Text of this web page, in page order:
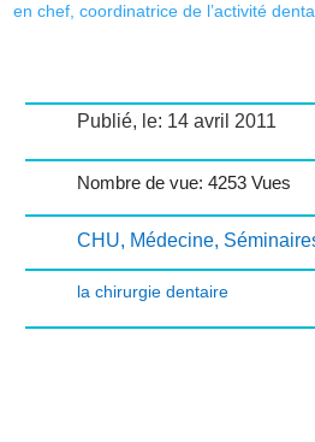
en chef, coordinatrice de l’activité
Publié, le: 14 avril 2011
Nombre de vue: 4253 Vues
CHU, Médecine,
la chirurgie dentaire